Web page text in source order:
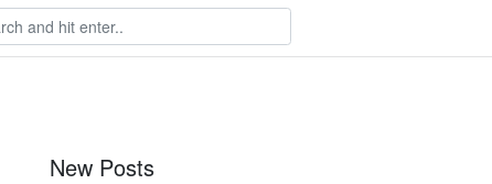
New Posts